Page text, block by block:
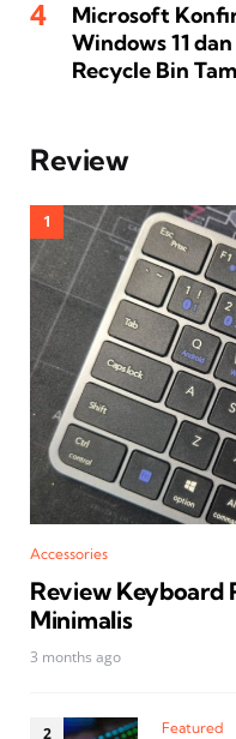
Microsoft
Windows 11
Recycle Bin
Review
Accessories
Review Keyboard
Minimalis
3 months ago
Featured